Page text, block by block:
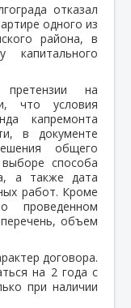
отказал
одного из
района, в
на
что условия
капремонта
в документе
общего
способа
а также дата
работ. Кроме
проведенном
объем
договора.
на 2 года с
при наличии